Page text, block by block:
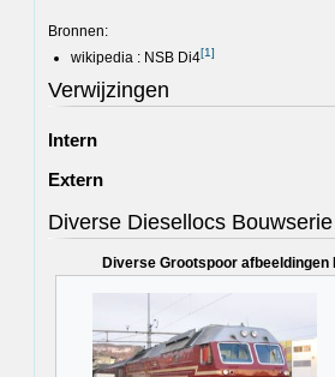
Bronnen:
wikipedia : NSB Di4[1]
Verwijzingen
Intern
Extern
Diverse Diesellocs
Diverse Grootspoor afbeeldingen